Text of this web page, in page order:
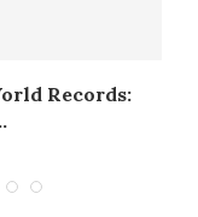
Records: